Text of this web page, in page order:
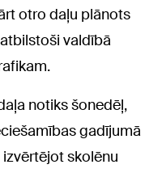
otro daļu plānots
valdībā
notiks šonedēļ,
gadījumā
skolēnu